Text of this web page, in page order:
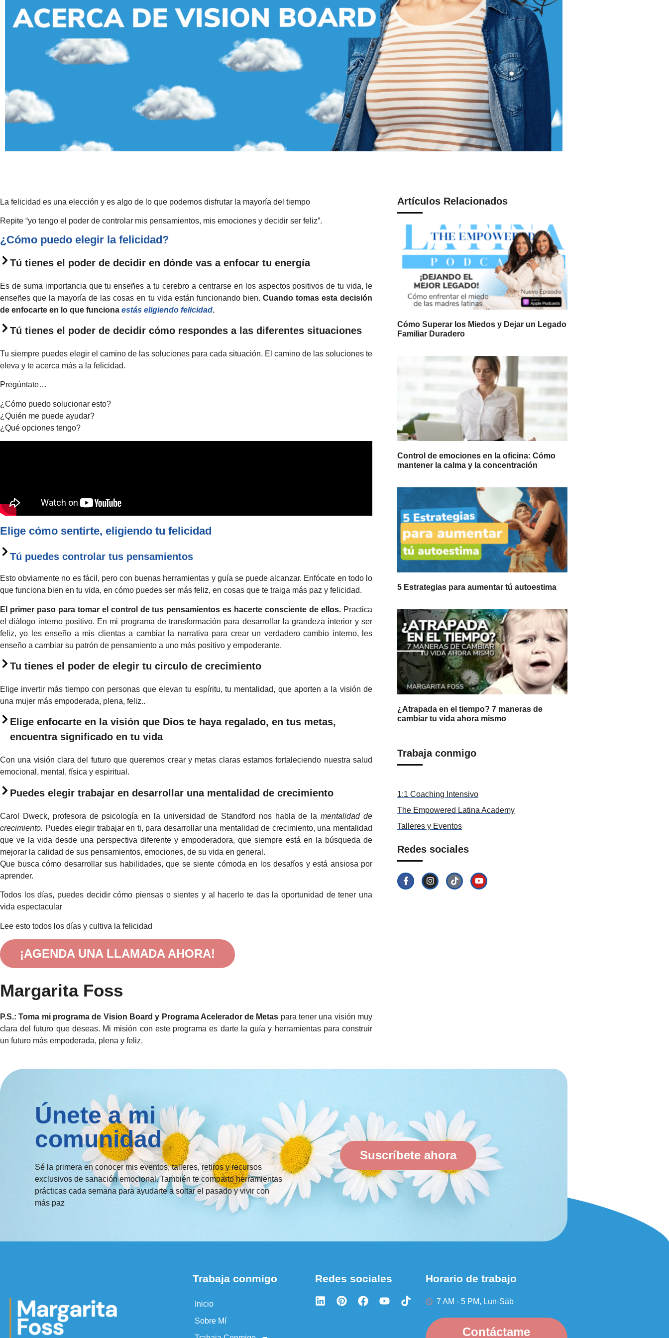
La felicidad es una elección y es algo de lo que podemos disfrutar la mayoría del tiempo
Repite “yo tengo el poder de controlar mis pensamientos, mis emociones y decidir ser feliz”.
¿Cómo puedo elegir la felicidad?
Tú tienes el poder de decidir en dónde vas a enfocar tu energía
Es de suma importancia que tu enseñes a tu cerebro a centrarse en los aspectos positivos de tu vida, le
enseñes que la mayoría de las cosas en tu vida están funcionando bien. Cuando tomas esta decisión
de enfocarte en lo que funciona estás eligiendo felicidad.
Tú tienes el poder de decidir cómo respondes a las diferentes situaciones
Tu siempre puedes elegir el camino de las soluciones para cada situación. El camino de las soluciones te
eleva y te acerca más a la felicidad.
Pregúntate…
¿Cómo puedo solucionar esto?
¿Quién me puede ayudar?
¿Qué opciones tengo?
Elige cómo sentirte, eligiendo tu felicidad
Tú puedes controlar tus pensamientos
Esto obviamente no es fácil, pero con buenas herramientas y guía se puede alcanzar. Enfócate en todo lo
que funciona bien en tu vida, en cómo puedes ser más feliz, en cosas que te traiga más paz y felicidad.
El primer paso para tomar el control de tus pensamientos es hacerte consciente de ellos. Practica
el diálogo interno positivo. En mi programa de transformación para desarrollar la grandeza interior y ser
feliz, yo les enseño a mis clientas a cambiar la narrativa para crear un verdadero cambio interno, les
enseño a cambiar su patrón de pensamiento a uno más positivo y empoderante.
Tu tienes el poder de elegir tu circulo de crecimiento
Elige invertir más tiempo con personas que elevan tu espíritu, tu mentalidad, que aporten a la visión de
una mujer más empoderada, plena, feliz..
Elige enfocarte en la visión que Dios te haya regalado, en tus metas,
encuentra significado en tu vida
Con una visión clara del futuro que queremos crear y metas claras estamos fortaleciendo nuestra salud
emocional, mental, física y espiritual.
Puedes elegir trabajar en desarrollar una mentalidad de crecimiento
Carol Dweck, profesora de psicología en la universidad de Standford nos habla de lamentalidad de
crecimiento. Puedes elegir trabajar en ti, para desarrollar una mentalidad de crecimiento, una mentalidad
que ve la vida desde una perspectiva diferente y empoderadora, que siempre está en la búsqueda de
mejorar la calidad de sus pensamientos, emociones, de su vida en general.
Que busca cómo desarrollar sus habilidades, que se siente cómoda en los desafíos y está ansiosa por
aprender.
Todos los días, puedes decidir cómo piensas o sientes y al hacerlo te das la oportunidad de tener una
vida espectacular
Lee esto todos los días y cultiva la felicidad
¡AGENDA UNA LLAMADA AHORA!
Margarita Foss
P.S.: Toma mi programa de Vision Board y Programa Acelerador de Metas para tener una visión muy
clara del futuro que deseas. Mi misión con este programa es darte la guía y herramientas para construir
un futuro más empoderada, plena y feliz.
Artículos Relacionados
Cómo Superar los Miedos y Dejar un Legado
Familiar Duradero
Control de emociones en la oficina: Cómo
mantener la calma y la concentración
5 Estrategias para aumentar tú autoestima
¿Atrapada en el tiempo? 7 maneras de
cambiar tu vida ahora mismo
Trabaja conmigo
1:1 Coaching Intensivo
The Empowered Latina Academy
Talleres y Eventos
Redes sociales
Únete a mi
comunidad
Sé la primera en conocer mis eventos, talleres, retiros y recursos
exclusivos de sanación emocional. También te comparto herramientas
prácticas cada semana para ayudarte a soltar el pasado y vivir con
más paz
Suscríbete ahora
Trabaja conmigo
Inicio
Sobre Mí
Redes sociales Horario de trabajo
7 AM - 5 PM, Lun-Sáb
Contáctame